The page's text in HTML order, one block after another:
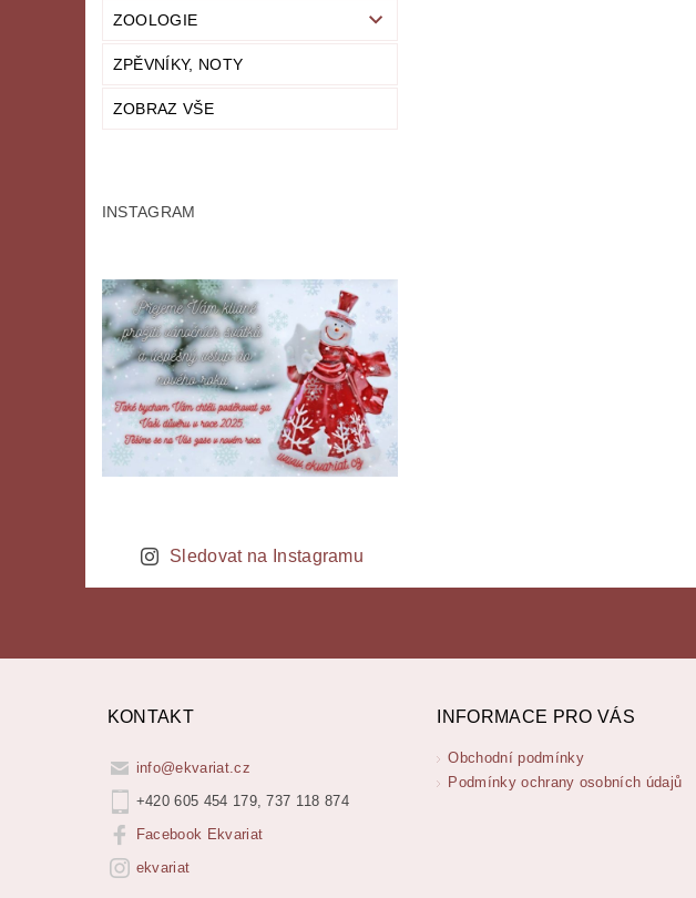
ZOOLOGIE
ZPĚVNÍKY, NOTY
ZOBRAZ VŠE
INSTAGRAM
Sledovat na Instagramu
KONTAKT
info@ekvariat.cz
+420 605 454 179, 737 118 874
Facebook Ekvariat
ekvariat
INFORMACE PRO VÁS
Obchodní podmínky
Podmínky ochrany osobních údajů